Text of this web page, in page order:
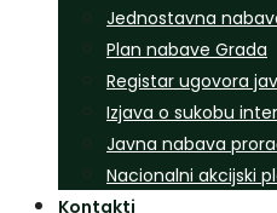
Jednostavna
Plan nabave Grada
Registar ugovora
Izjava o sukobu
Javna nabava
Nacionalni akcijski
Kontakti